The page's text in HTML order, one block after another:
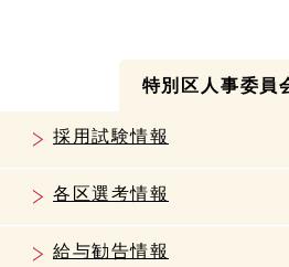
特別区人事委員
採用試験情報
各区選考情報
給与勧告情報